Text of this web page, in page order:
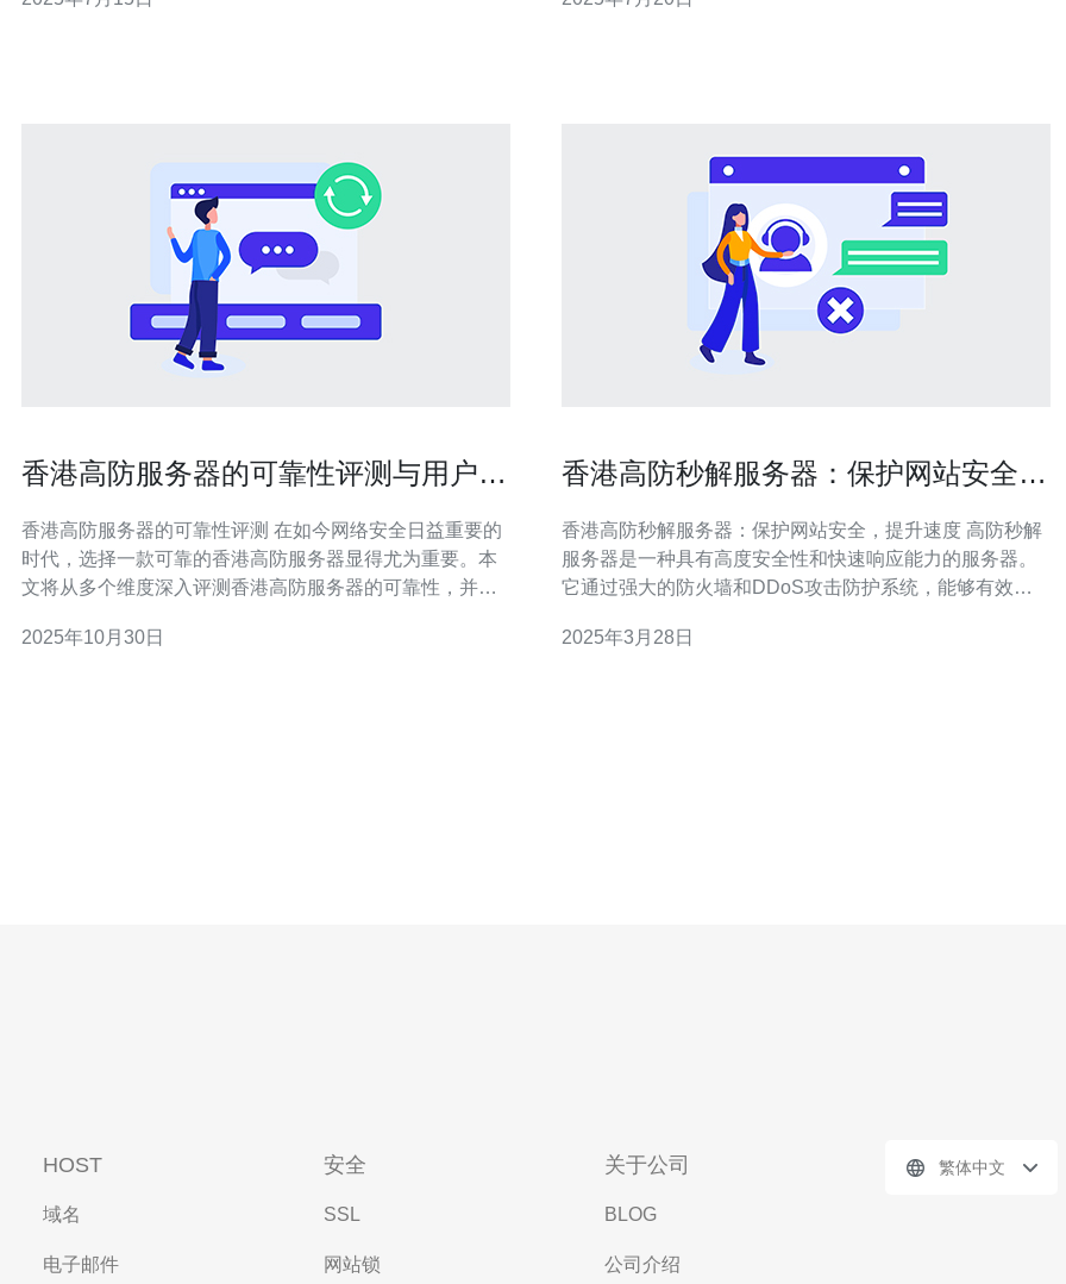
的技术。 1. 功能不同：高防服务器主要用于防御大规模的
决方案之一。 高防VPS服务器是一种虚拟专用服务器，具
香港高防服务器的可靠性评测与用户反
香港高防服务器的可靠性评测 在如今网络安全日益重要的
时代，选择一款可靠的香港高防服务器显得尤为重要。本
文将从多个维度深入评测香港高防服务器的可靠性，并结
个精华要点： 高防服务器的防御能力强大，能够有效抵御
2025年10月30日
香港高防秒解服务器：保护网站安全，
香港高防秒解服务器：保护网站安全，提升速度 高防秒解
服务器是一种具有高度安全性和快速响应能力的服务器。
它通过强大的防火墙和DDoS攻击防护系统，能够有效保
理能力，能够快速响应用户请求，提升网站的访问速度。
2025年3月28日
HOST
域名
电子邮件
安全
SSL
网站锁
关于公司
BLOG
公司介绍
繁体中文